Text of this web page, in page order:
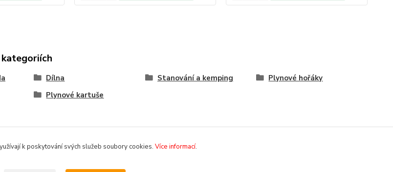
Dílna Stanování a kemping
Plynové hořáky
Plynové kartuše
k poskytování svých služeb soubory cookies. Více informací.